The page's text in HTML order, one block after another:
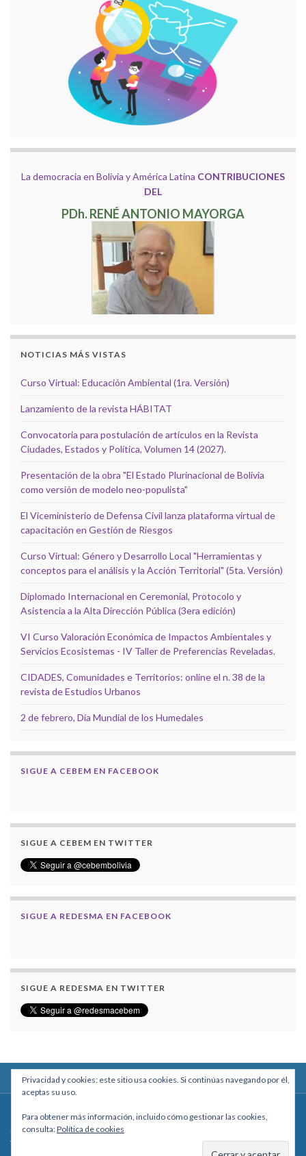
La democracia en Bolivia y América Latina CONTRIBUCIONES
DEL
PDh. RENÉ ANTONIO MAYORGA
NOTICIAS MÁS VISTAS
Curso Virtual: Educación Ambiental (1ra. Versión)
Lanzamiento de la revista HÁBITAT
Convocatoria para postulación de artículos en la Revista
Ciudades, Estados y Política, Volumen 14 (2027).
Presentación de la obra "El Estado Plurinacional de Bolivia
como versión de modelo neo-populista"
El Viceministerio de Defensa Civil lanza plataforma virtual de
capacitación en Gestión de Riesgos
Curso Virtual: Género y Desarrollo Local "Herramientas y
conceptos para el análisis y la Acción Territorial" (5ta. Versión)
Diplomado Internacional en Ceremonial, Protocolo y
Asistencia a la Alta Dirección Pública (3era edición)
VI Curso Valoración Económica de Impactos Ambientales y
Servicios Ecosistemas - IV Taller de Preferencias Reveladas.
CIDADES, Comunidades e Territorios: online el n. 38 de la
revista de Estudios Urbanos
2 de febrero, Día Mundial de los Humedales
SIGUE A CEBEM EN FACEBOOK
SIGUE A CEBEM EN TWITTER
SIGUE A REDESMA EN FACEBOOK
SIGUE A REDESMA EN TWITTER
Calle Macario Pinilla # 2588 esq. Av. Arce, Edificio Arcadia, Mezzanine, Of. 101
- La Paz, Bolivia
Teléfono: +591 2431818 - Celular: +591 73027636
Privacidad y cookies: este sitio usa cookies. Si continúas navegando por él,
aceptas su uso.
Para obtener más información, incluido cómo gestionar las cookies,
consulta:Política de cookies